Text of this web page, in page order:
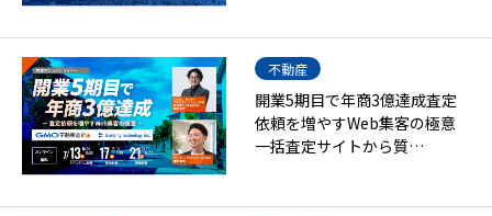
不動産
開業5期目で年商3億達成査定
依頼を増やすWeb集客の極意
一括査定サイトから質…